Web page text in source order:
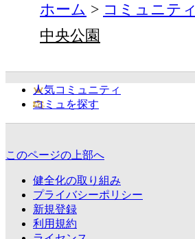
ホーム コミュニティ
中央公園
人気コミュニティ
コミュを探す
このページの上部へ
健全化の取り組み
プライバシーポリシー
新規登録
利用規約